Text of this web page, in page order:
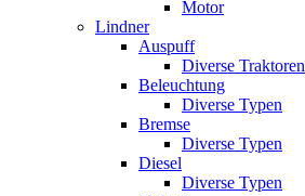
Motor
Lindner
Auspuff
Diverse Traktoren
Beleuchtung
Diverse Typen
Bremse
Diverse Typen
Diesel
Diverse Typen